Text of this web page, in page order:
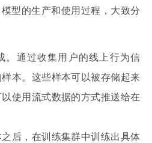
型的生产和使用过程，大致分
。通过收集用户的线上行为信
本。这些样本可以被存储起来
使用流式数据的方式推送给在
后，在训练集群中训练出具体